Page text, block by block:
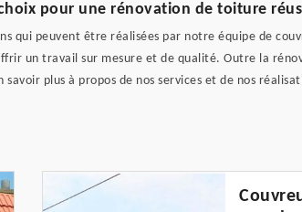
pour une rénovation de toiture
qui peuvent être réalisées par notre équipe de
un travail sur mesure et de qualité. Outre la
plus à propos de nos services et de nos